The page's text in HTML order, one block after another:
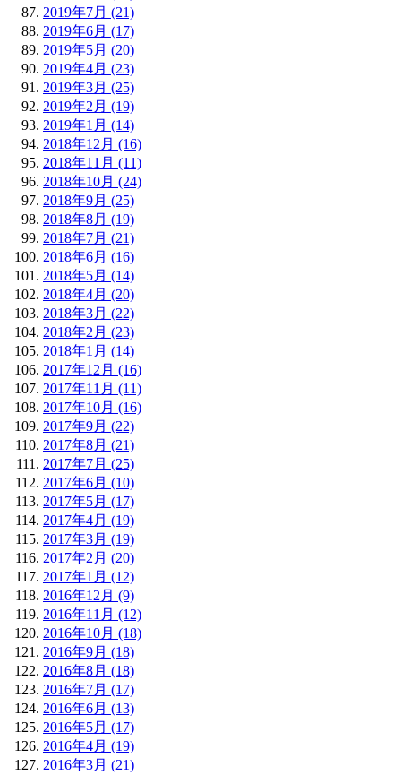
2019年7月 (21)
2019年6月 (17)
2019年5月 (20)
2019年4月 (23)
2019年3月 (25)
2019年2月 (19)
2019年1月 (14)
2018年12月 (16)
2018年11月 (11)
2018年10月 (24)
2018年9月 (25)
2018年8月 (19)
2018年7月 (21)
2018年6月 (16)
2018年5月 (14)
2018年4月 (20)
2018年3月 (22)
2018年2月 (23)
2018年1月 (14)
2017年12月 (16)
2017年11月 (11)
2017年10月 (16)
2017年9月 (22)
2017年8月 (21)
2017年7月 (25)
2017年6月 (10)
2017年5月 (17)
2017年4月 (19)
2017年3月 (19)
2017年2月 (20)
2017年1月 (12)
2016年12月 (9)
2016年11月 (12)
2016年10月 (18)
2016年9月 (18)
2016年8月 (18)
2016年7月 (17)
2016年6月 (13)
2016年5月 (17)
2016年4月 (19)
2016年3月 (21)